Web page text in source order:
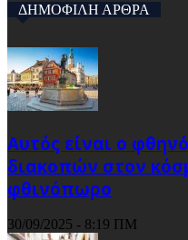
ΔΗΜΟΦΙΛΗ ΑΡΘΡΑ
Αυτός είναι ο
διακοπών στον
φθινόπωρο
30/09/2025 - 8:19 ΠΜ